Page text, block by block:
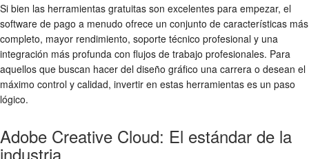
Si bien las herramientas gratuitas son excelentes para empezar, el
software de pago a menudo ofrece un conjunto de características más
completo, mayor rendimiento, soporte técnico profesional y una
integración más profunda con flujos de trabajo profesionales. Para
aquellos que buscan hacer del diseño gráfico una carrera o desean el
máximo control y calidad, invertir en estas herramientas es un paso
lógico.
Adobe Creative Cloud: El estándar de la
industria